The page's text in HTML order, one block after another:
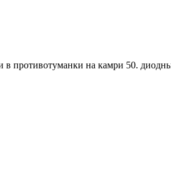
в противотуманки на камри 50.